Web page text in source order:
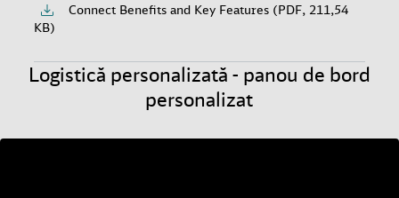
Connect Benefits and Key Features (PDF, 211,54
KB)
Logistică personalizată - panou de bord
personalizat